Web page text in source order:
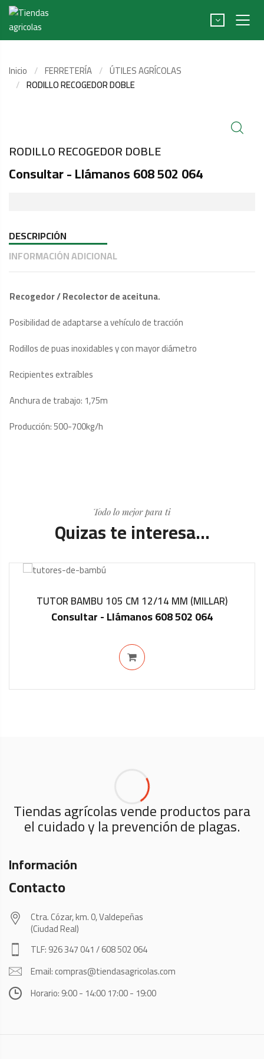
Inicio FERRETERÍA
ÚTILES AGRÍCOLAS
RODILLO RECOGEDOR DOBLE
RODILLO RECOGEDOR DOBLE
Consultar - Llámanos 608 502 064
DESCRIPCIÓN
INFORMACIÓN ADICIONAL
Recogedor / Recolector de aceituna.
Posibilidad de adaptarse a vehículo de tracción
Rodillos de puas inoxidables y con mayor diámetro
Recipientes extraíbles
Anchura de trabajo: 1,75m
Producción: 500-700kg/h
Todo lo mejor para ti
Quizas te interesa...
IN STOCK
TUTOR BAMBU 105 CM 12/14 MM (MILLAR)
Consultar - Llámanos 608 502 064
Tiendas agrícolas vende productos para
el cuidado y la prevención de plagas.
Información
Contacto
Ctra. Cózar, km. 0, Valdepeñas
(Ciudad Real)
TLF: 926 347 041 / 608 502 064
Email: compras@tiendasagricolas.com
Horario: 9:00 - 14:00 17:00 - 19:00